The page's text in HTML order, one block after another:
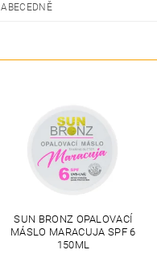
ABECEDNĚ
SUN BRONZ OPALOVACÍ
MÁSLO MARACUJA SPF 6
150ML